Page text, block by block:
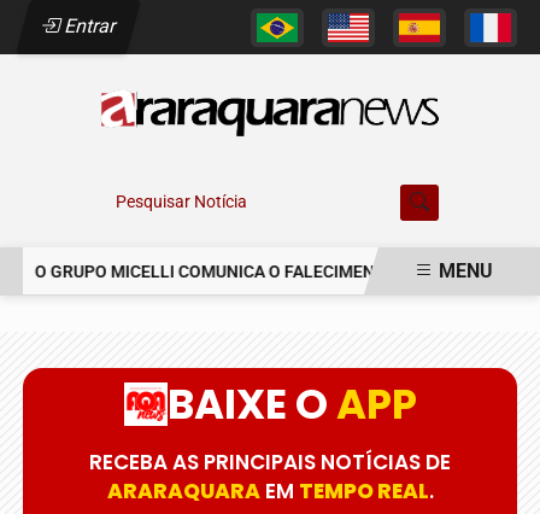
Entrar
Pesquisar Notícia
O GRUPO MICELLI COMUNICA O FALECIMENTO DO SR. MARCELO
MENU
BAIXE OAPP
RECEBA AS PRINCIPAIS NOTÍCIAS DE
ARARAQUARAEM TEMPO REAL.